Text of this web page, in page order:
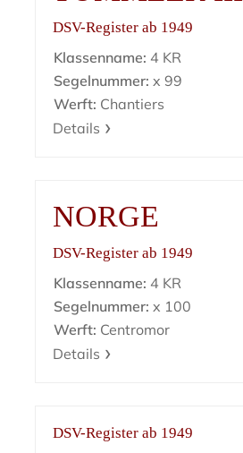
DSV-Register ab 1949
Klassenname: 4 KR
Segelnummer: x 99
Werft: Chantiers
Details
NORGE
DSV-Register ab 1949
Klassenname: 4 KR
Segelnummer: x 100
Werft: Centromor
Details
DSV-Register ab 1949